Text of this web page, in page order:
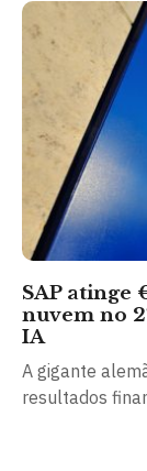
SAP atinge
nuvem no
IA
A gigante
resultados